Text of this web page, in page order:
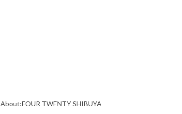
About:FOUR TWENTY SHIBUYA